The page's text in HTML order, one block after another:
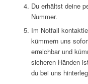
Du erhältst deine
Nummer.
Im Notfall
kümmern uns
erreichbar und
sicheren Händen
du bei uns